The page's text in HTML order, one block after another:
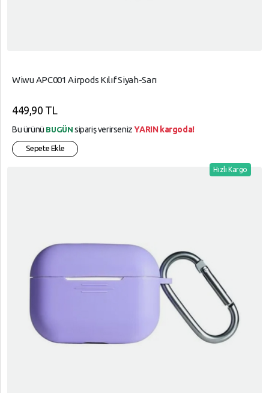
Wiwu APC001 Airpods Kılıf Siyah-Sarı
449,90 TL
Bu ürünü BUGÜN sipariş verirsenizYARIN kargoda!
Sepete Ekle
Hızlı Kargo